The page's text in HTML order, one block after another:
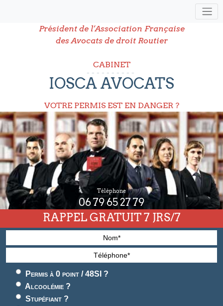
Président de l’Association Française
des Avocats de droit Routier
CABINET
IOSCA AVOCATS
VOTRE PERMIS EST EN DANGER ?
Téléphone
06 79 65 27 79
RAPPEL GRATUIT 7 JRS/7
Permis à 0 point / 48SI ?
Alcoolémie ?
Stupéfiant ?